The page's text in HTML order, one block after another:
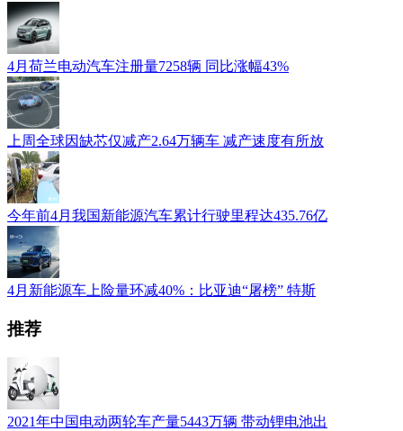
4月荷兰电动汽车注册量7258辆 同比涨幅43%
上周全球因缺芯仅减产2.64万辆车 减产速度有所放
今年前4月我国新能源汽车累计行驶里程达435.76亿
4月新能源车上险量环减40%：比亚迪“屠榜” 特斯
推荐
2021年中国电动两轮车产量5443万辆 带动锂电池出